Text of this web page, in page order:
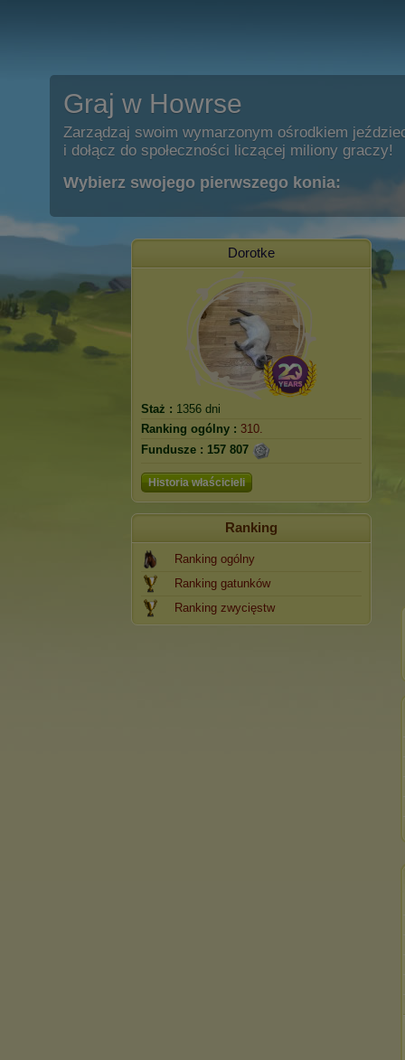
Graj w Howrse
Zarządzaj swoim wymarzonym ośrodkiem
i dołącz do społeczności liczącej miliony graczy!
Wybierz swojego pierwszego konia:
Dorotke
Staż : 1356 dni
Ranking ogólny : 310.
Fundusze : 157 807
Historia właścicieli
Ranking
Ranking ogólny
Ranking gatunków
Ranking zwycięstw